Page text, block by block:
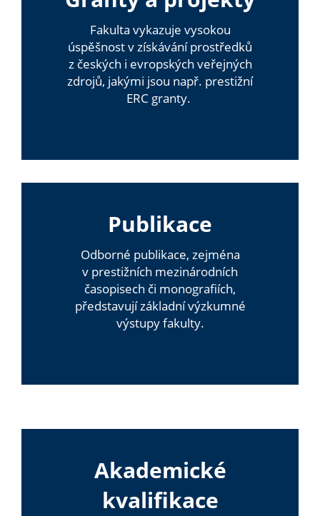
Fakulta vykazuje vysokou
úspěšnost v získávání prostředků
z českých i evropských veřejných
zdrojů, jakými jsou např. prestižní
ERC granty.
Publikace
Odborné publikace, zejména
v prestižních mezinárodních
časopisech či monografiích,
představují základní výzkumné
výstupy fakulty.
Akademické
kvalifikace